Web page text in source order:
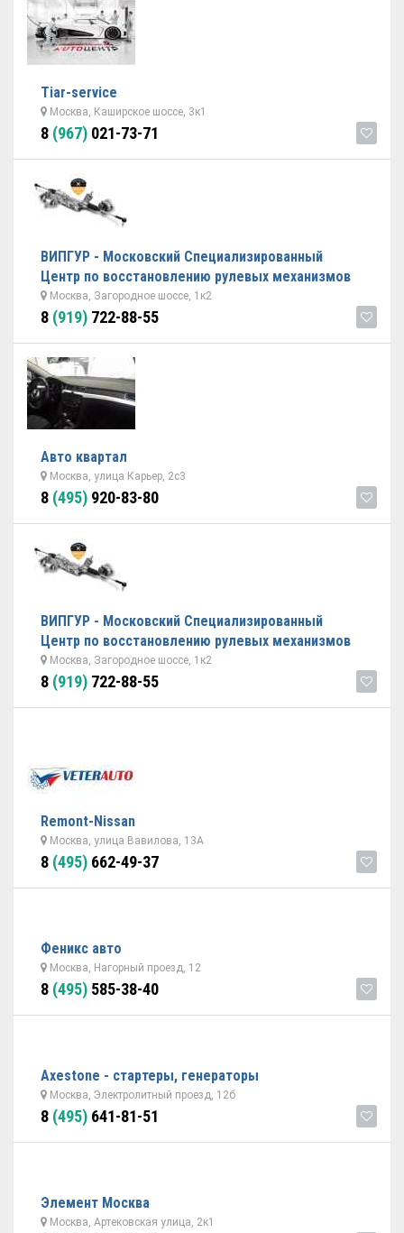
Tiar-service
Москва, Каширское шоссе, 3к1
8 (967) 021-73-71
ВИПГУР - Московский Специализированный
Центр по восстановлению рулевых механизмов
Москва, Загородное шоссе, 1к2
8 (919) 722-88-55
Авто квартал
Москва, улица Карьер, 2с3
8 (495) 920-83-80
ВИПГУР - Московский Специализированный
Центр по восстановлению рулевых механизмов
Москва, Загородное шоссе, 1к2
8 (919) 722-88-55
Remont-Nissan
Москва, улица Вавилова, 13А
8 (495) 662-49-37
Феникс авто
Москва, Нагорный проезд, 12
8 (495) 585-38-40
Axestone - стартеры, генераторы
Москва, Электролитный проезд, 12б
8 (495) 641-81-51
Элемент Москва
Москва, Артековская улица, 2к1